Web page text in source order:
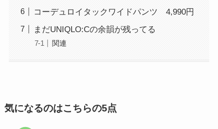
コーデュロイタックワイドパンツ 4,990円
まだUNIQLO:Cの余韻が残ってる
関連
気になるのはこちらの5点